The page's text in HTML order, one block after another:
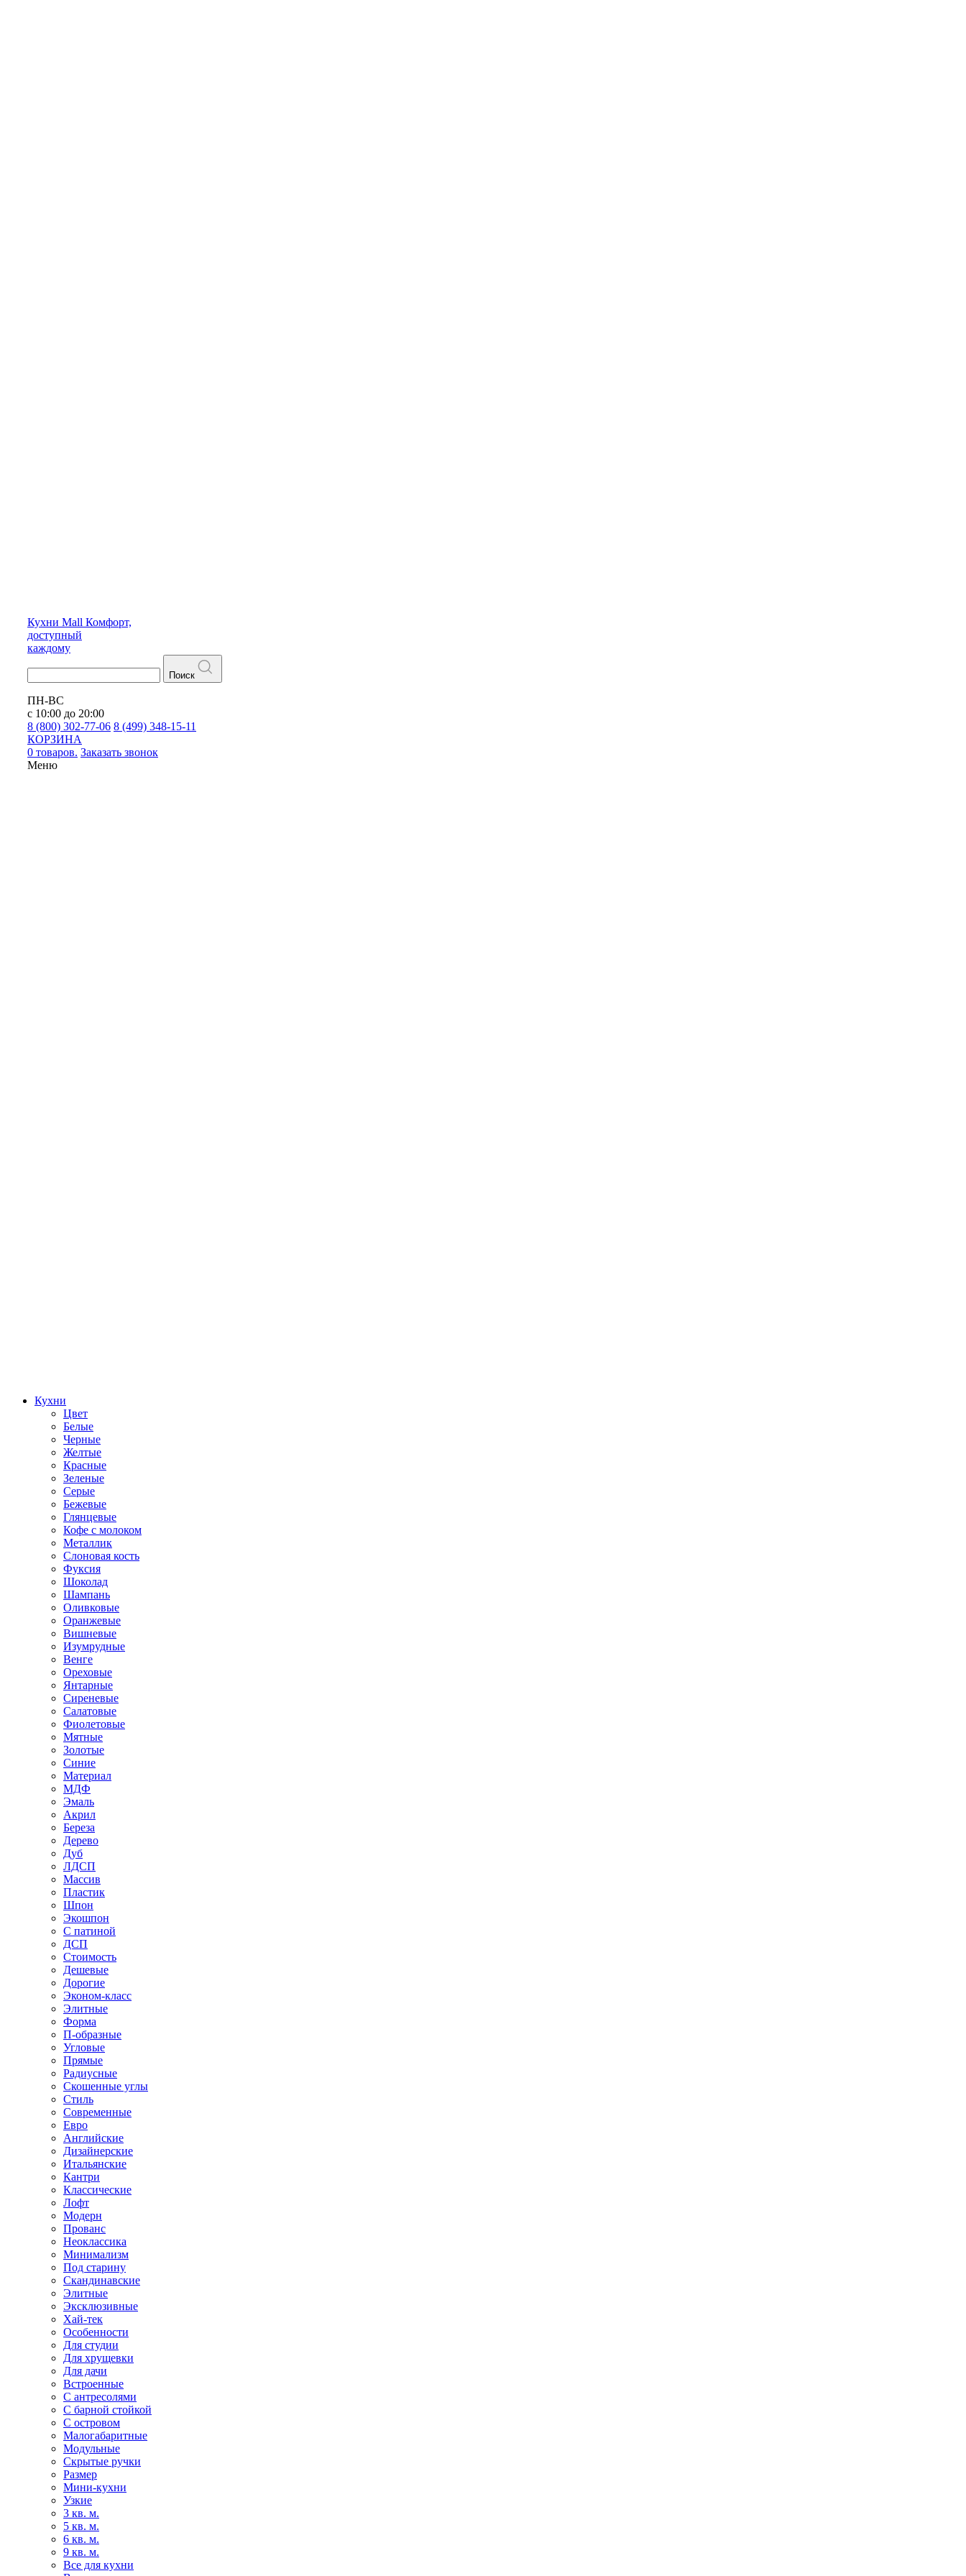
Кухни Mall Комфорт,
доступный
каждому
Поиск
ПН-ВС
с 10:00 до 20:00
8 (800) 302-77-06 8 (499) 348-15-11
КОРЗИНА
0 товаров. Заказать звонок
Меню
Кухни
Цвет
Белые
Черные
Желтые
Красные
Зеленые
Серые
Бежевые
Глянцевые
Кофе с молоком
Металлик
Слоновая кость
Фуксия
Шоколад
Шампань
Оливковые
Оранжевые
Вишневые
Изумрудные
Венге
Ореховые
Янтарные
Сиреневые
Салатовые
Фиолетовые
Мятные
Золотые
Синие
Материал
МДФ
Эмаль
Акрил
Береза
Дерево
Дуб
ЛДСП
Массив
Пластик
Шпон
Экошпон
С патиной
ДСП
Стоимость
Дешевые
Дорогие
Эконом-класс
Элитные
Форма
П-образные
Угловые
Прямые
Радиусные
Скошенные углы
Стиль
Современные
Евро
Английские
Дизайнерские
Итальянские
Кантри
Классические
Лофт
Модерн
Прованс
Неоклассика
Минимализм
Под старину
Скандинавские
Элитные
Эксклюзивные
Хай-тек
Особенности
Для студии
Для хрущевки
Для дачи
Встроенные
С антресолями
С барной стойкой
С островом
Малогабаритные
Модульные
Скрытые ручки
Размер
Мини-кухни
Узкие
3 кв. м.
5 кв. м.
6 кв. м.
9 кв. м.
Все для кухни